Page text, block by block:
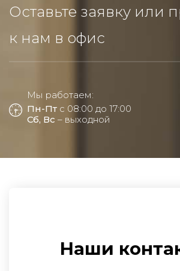
Оставьте заявку или
к нам в офис
Мы работаем:
Пн-Пт с 08:00 до 17:00
Сб, Вс – выходной
Наши